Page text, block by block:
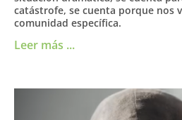
catástrofe, se cuenta porque nos
comunidad específica.
Leer más ...